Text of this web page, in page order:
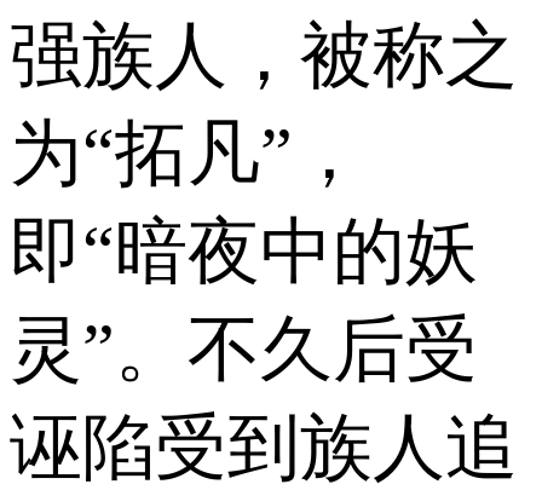
强族人，被称之
为“拓凡”，
即“暗夜中的妖
灵”。不久后受
诬陷受到族人追